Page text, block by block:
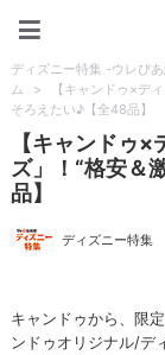
ディズニー特集 -ウレぴ
ム
>
【キャンドゥ×デ
そろえたい♪【全48品】
【キャンドゥ
ズ」！“格安＆
品】
ディズニー特集
キャンドゥから、限
ンドゥオリジナル/デ